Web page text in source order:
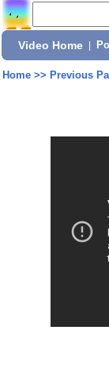
Video Home
Home>> Previous